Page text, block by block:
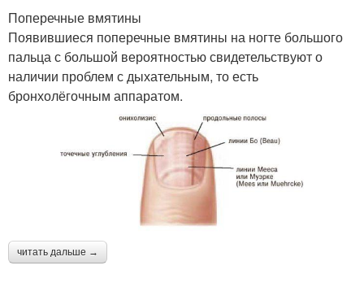
Поперечные вмятины
Появившиеся поперечные вмятины на ногте большого
пальца с большой вероятностью свидетельствуют о
наличии проблем с дыхательным, то есть
бронхолёгочным аппаратом.
читать дальше →